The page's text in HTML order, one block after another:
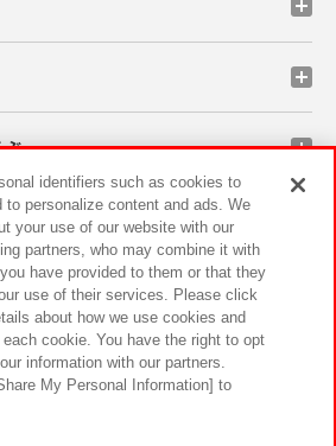
ぶ
ーン
ステナビリティ サイトポリシー
ウェブアクセシビリティ方針と検証結果
ともに
identifiers such as cookies to
to personalize content and ads. We
your use of our website with our
partners, who may combine it with
have provided to them or that they
use of their services. Please click
about how we use cookies and
cookie. You have the right to opt
information with our partners.
My Personal Information] to